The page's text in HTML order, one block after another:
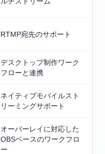
RTMP宛先のサポート
デスクトップ制作ワーク
フローと連携
ネイティブモバイルスト
リーミングサポート
オーバーレイに対応した
OBSベースのワークフロ
ー